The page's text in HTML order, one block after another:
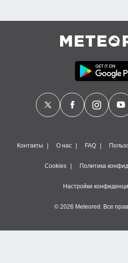
Контакты О нас FAQ
Cookies Политика
Настройки
© 2026 Meteored. Все